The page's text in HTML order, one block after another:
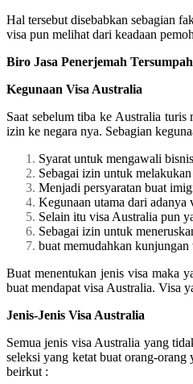
Hal tersebut disebabkan sebagian
visa pun melihat dari keadaan
Biro Jasa Penerjemah
Kegunaan Visa Australia
Saat sebelum tiba ke Australia
izin ke negara nya. Sebagian
Syarat untuk mengawali
Sebagai izin untuk
Menjadi persyaratan buat
Kegunaan utama dari
Selain itu visa Australia pun
Sebagai izin untuk
buat memudahkan
Buat menentukan jenis visa maka
buat mendapat visa Australia. Visa
Jenis-Jenis Visa Australia
Semua jenis visa Australia yang
seleksi yang ketat buat orang-
beirkut :